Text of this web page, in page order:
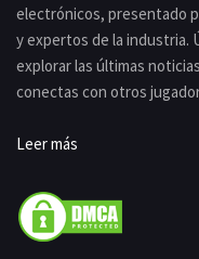
electrónicos, presentado
y expertos de la industria.
explorar las últimas
conectas con otros
Leer más